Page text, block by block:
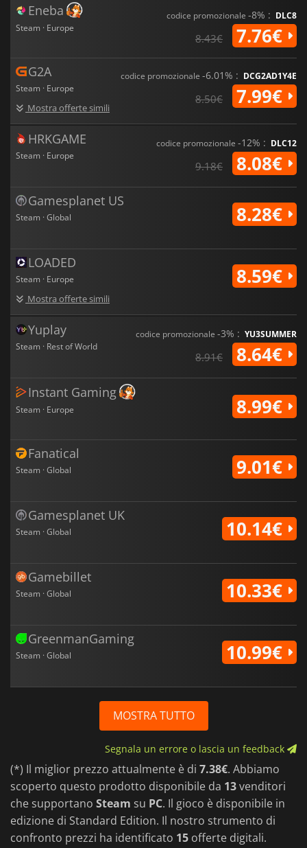
Eneba
Steam · Europe
codice promozionale -8% : DLC8
8.43€ 7.76€
G2A
Steam · Europe
Mostra offerte simili
codice promozionale -6.01% : DCG2AD1Y4E
8.50€ 7.99€
HRKGAME
Steam · Europe
codice promozionale -12% : DLC12
9.18€ 8.08€
Gamesplanet US
Steam · Global 8.28€
LOADED
Steam · Europe
Mostra offerte simili
8.59€
Yuplay
Steam · Rest of World
codice promozionale -3% : YU3SUMMER
8.91€ 8.64€
Instant Gaming
Steam · Europe 8.99€
Fanatical
Steam · Global 9.01€
Gamesplanet UK
Steam · Global 10.14€
Gamebillet
Steam · Global 10.33€
GreenmanGaming
Steam · Global 10.99€
MOSTRA TUTTO
Segnala un errore o lascia un feedback
(*) Il miglior prezzo attualmente è di 7.38€. Abbiamo
scoperto questo prodotto disponibile da 13venditori
che supportano Steam su PC. Il gioco è disponibile in
edizione di Standard Edition. Il nostro strumento di
confronto prezzi ha identificato 15 offerte digitali.